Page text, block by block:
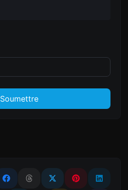
Soumettre